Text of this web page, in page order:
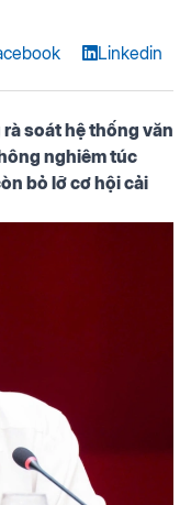
Linkedin
soát hệ thống văn
nghiêm túc
bỏ lỡ cơ hội cải